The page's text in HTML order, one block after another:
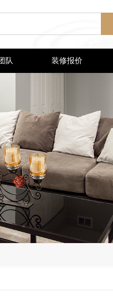
队 装修报价